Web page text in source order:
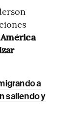
a
saliendo y